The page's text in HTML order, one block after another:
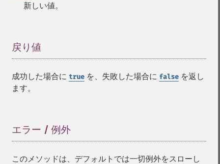
新しい値。
戻り値
成功した場合に true を、失敗した場合に false を返し
ます。
エラー / 例外
このメソッドは、デフォルトでは一切例外をスローし